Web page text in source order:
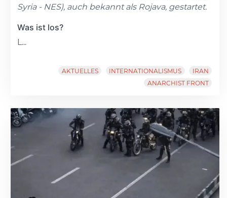
Syria - NES), auch bekannt als Rojava, gestartet.
Was ist los?
L...
AKTUELLES INTERNATIONALISMUS
IRAN
ANARCHIST FRONT